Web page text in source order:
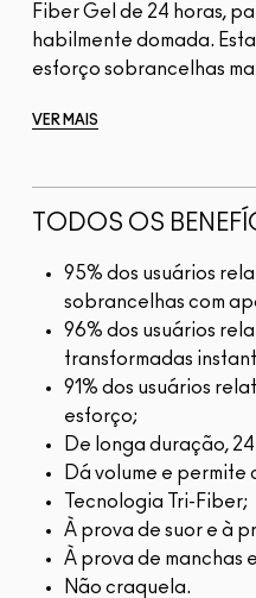
Fiber Gel de 24 horas,
habilmente domada.
esforço sobrancelhas
VER MAIS
TODOS OS
95% dos usuários
sobrancelhas com
96% dos usuários
transformadas
91% dos usuários
esforço;
De longa duração,
Dá volume e permite
Tecnologia Tri-Fiber;
À prova de suor e à
À prova de manchas
Não craquela.